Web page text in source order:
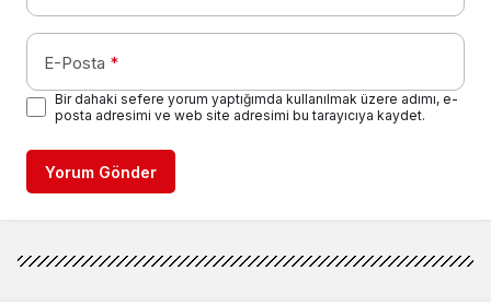
E-Posta *
Bir dahaki sefere yorum yaptığımda kullanılmak üzere adımı, e-
posta adresimi ve web site adresimi bu tarayıcıya kaydet.
Yorum Gönder